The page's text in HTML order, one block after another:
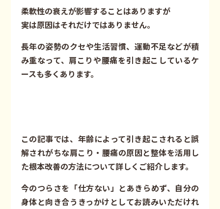
柔軟性の衰えが影響することはありますが
実は原因はそれだけではありません。
長年の姿勢のクセや生活習慣、運動不足などが積
み重なって、肩こりや腰痛を引き起こしているケ
ースも多くあります。
この記事では、年齢によって引き起こされると誤
解されがちな肩こり・腰痛の原因と整体を活用し
た根本改善の方法について詳しくご紹介します。
今のつらさを「仕方ない」とあきらめず、自分の
身体と向き合うきっかけとしてお読みいただけれ